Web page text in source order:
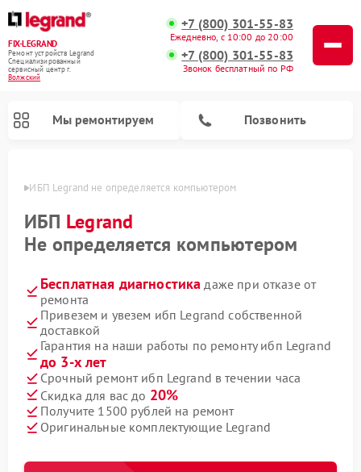
FIX-LEGRAND
Ремонт устройств Legrand
Специализированный
cервисный центр г.
Волжский
+7 (800) 301-55-83
Ежедневно, с 10:00 до 20:00
+7 (800) 301-55-83
Звонок бесплатный по РФ
Мы ремонтируем Позвонить
ИБП Legrand не определяется компьютером
ИБП Legrand
Не определяется компьютером
Бесплатная диагностика даже при отказе от
ремонта
Привезем и увезем ибп Legrand собственной
доставкой
Гарантия на наши работы по ремонту ибп Legrand
до 3-х лет
Срочный ремонт ибп Legrand в течении часа
Скидка для вас до 20%
Получите 1500 рублей на ремонт
Оригинальные комплектующие Legrand